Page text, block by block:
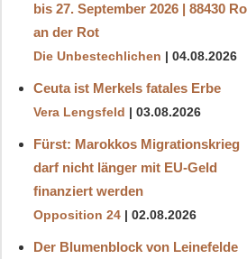
bis 27. September 2026 | 88430
an der Rot
Die Unbestechlichen 04.08.2026
Ceuta ist Merkels fatales Erbe
Vera Lengsfeld 03.08.2026
Fürst: Marokkos Migrationskrieg
darf nicht länger mit EU-Geld
finanziert werden
Opposition 24 02.08.2026
Der Blumenblock von Leinefelde